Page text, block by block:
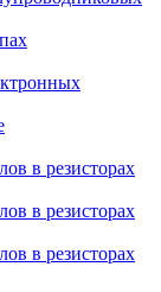
в резисторах
в резисторах
в резисторах